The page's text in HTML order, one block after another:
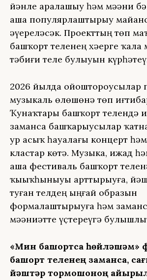
йәнле аралашыу һәм мәҙәни
аша популярлаштырыу
әүереләсәк. Проекттың төп
башҡорт теленең хәҙерге ҡала
тәбиғи теле булыуын
2026 йылда ойоштороусылар
музыкаль өлөшөнә төп
Ҡунаҡтарҙы башҡорт телендә
заманса башҡарыусылар
ҙур асыҡ һауалағы концерт
кластар көтә. Музыка, ижад
аша фестиваль башҡорт
ҡыҙыҡһыныуҙы арттырыуға,
туған телдең ыңғай образын
формалаштырыуға һәм
мәҙәниәтте үҫтереүгә
«Мин башҡортса һөйләшәм»
башҡорт теленең заманса,
йәштәр тормошоноң